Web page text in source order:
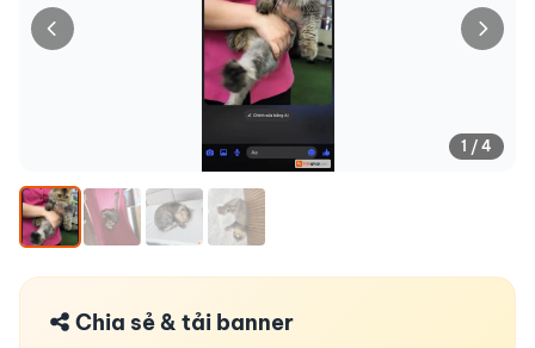
1 / 4
Chia sẻ & tải banner